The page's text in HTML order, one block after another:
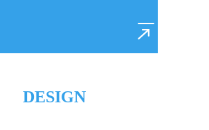
DESIGN